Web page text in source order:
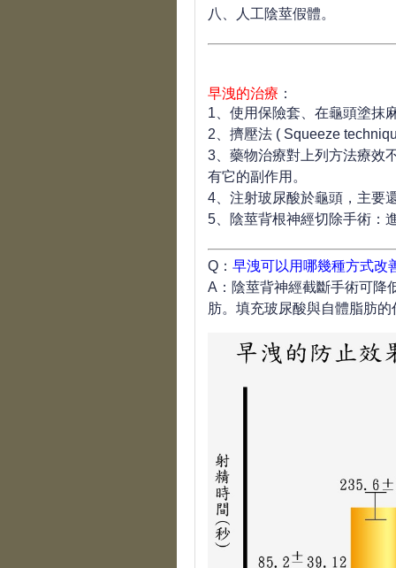
八、人工陰莖假體。
早洩的治療 ：
1、使用保險套、在龜頭塗抹
2、擠壓法 ( Squeeze
3、藥物治療對上列方法療效
有它的副作用。
4、注射玻尿酸於龜頭，主要
5、陰莖背根神經切除手術：
Q： 早洩可以用哪幾種方式改
A：陰莖背神經截斷手術可降
肪。填充玻尿酸與自體脂肪